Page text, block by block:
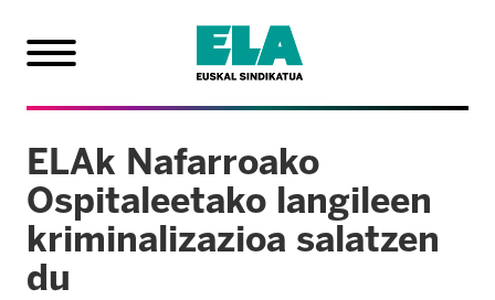
ELAk Nafarroako
Ospitaleetako langileen
kriminalizazioa salatzen
du